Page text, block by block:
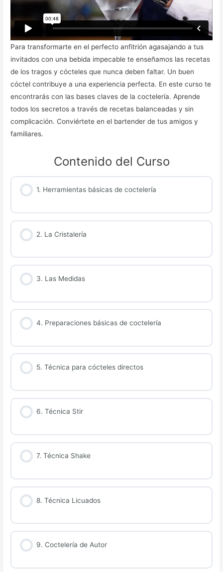
Para transformarte en el perfecto anfitrión agasajando a tus
invitados con una bebida impecable te enseñamos las recetas
de los tragos y cócteles que nunca deben faltar. Un buen
cóctel contribuye a una experiencia perfecta. En este curso te
encontrarás con las bases claves de la coctelería. Aprende
todos los secretos a través de recetas balanceadas y sin
complicación. Conviértete en el bartender de tus amigos y
familiares.
Contenido del Curso
1. Herramientas básicas de coctelería
2. La Cristalería
3. Las Medidas
4. Preparaciones básicas de coctelería
5. Técnica para cócteles directos
6. Técnica Stir
7. Técnica Shake
8. Técnica Licuados
9. Coctelería de Autor